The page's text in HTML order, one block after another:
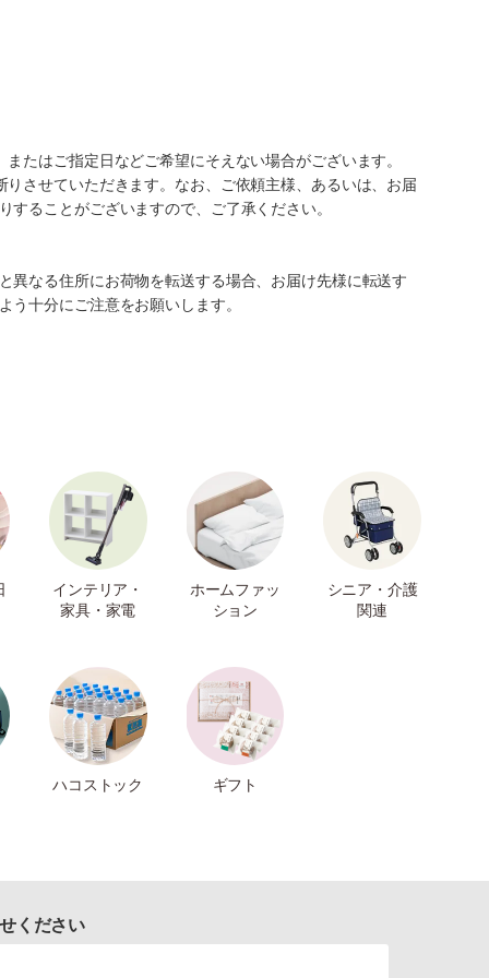
たはご指定日などご希望にそえない場合がございます。
させていただきます。なお、ご依頼主様、あるいは、お届
ることがございますので、ご了承ください。
異なる住所にお荷物を転送する場合、お届け先様に転送す
十分にご注意をお願いします。
インテリア・
家具・家電
ホームファッ
ション
シニア・介護
関連
ハコストック ギフト
ください